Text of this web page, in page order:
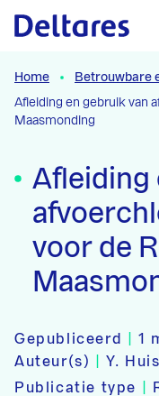
Naar hoofdcontent
Home Betrouwbare
Afleiding en gebruik van
Maasmonding
Afleiding
voor de
Gepubliceerd |1
Auteur(s)
Y.
Publicatie type